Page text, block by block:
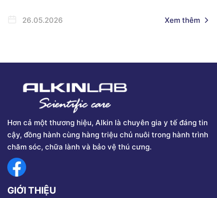
26.05.2026 Xem thêm
Hơn cả một thương hiệu, Alkin là chuyên gia y tế đáng tin
cậy, đồng hành cùng hàng triệu chủ nuôi trong hành trình
chăm sóc, chữa lành và bảo vệ thú cưng.
GIỚI THIỆU